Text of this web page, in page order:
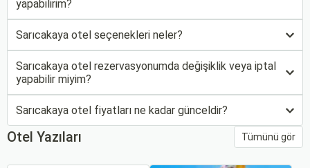
yapabilirim?
Sarıcakaya otel seçenekleri neler?
Sarıcakaya otel rezervasyonumda değişiklik veya iptal
yapabilir miyim?
Sarıcakaya otel fiyatları ne kadar günceldir?
Otel Yazıları Tümünü gör